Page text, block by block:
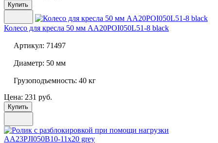
Купить
Колесо для кресла 50 мм AA20POI050L51-8 black
Артикул: 71497
Диаметр: 50 мм
Грузоподъемность: 40 кг
Цена: 231 руб.
Купить